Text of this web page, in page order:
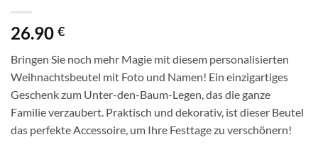
26.90 €
Bringen Sie noch mehr Magie mit diesem personalisierten
Weihnachtsbeutel mit Foto und Namen! Ein einzigartiges
Geschenk zum Unter-den-Baum-Legen, das die ganze
Familie verzaubert. Praktisch und dekorativ, ist dieser Beutel
das perfekte Accessoire, um Ihre Festtage zu verschönern!